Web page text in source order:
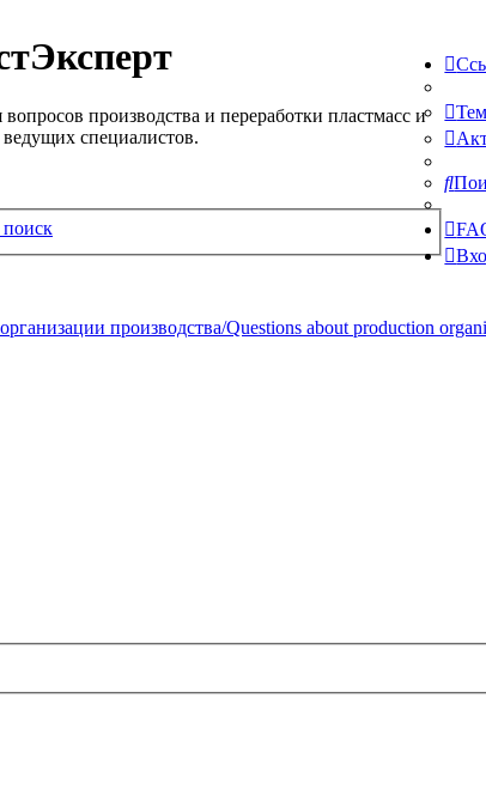
производства и переработки пластмасс и
специалистов.
производства/Questions about production